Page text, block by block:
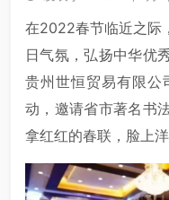
在2022春节临近之际
日气氛，弘扬中华优
贵州世恒贸易有限公
动，邀请省市著名书
拿红红的春联，脸上